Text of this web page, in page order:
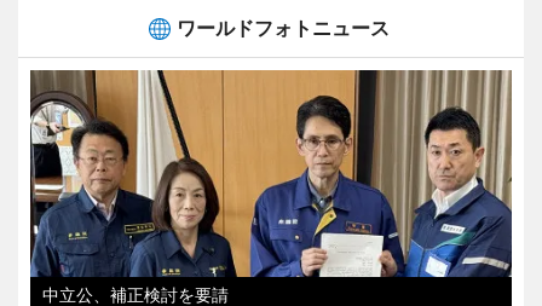
ワールドフォトニュース
中立公、補正検討を要請